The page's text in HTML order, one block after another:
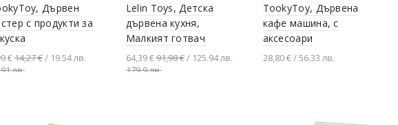
Дървен
с продукти за
€14,27 €/ 19.54 лв.
лв.
Lelin Toys, Детска
дървена кухня,
Малкият готвач
64,39 €91,98 €/ 125.94 лв.
179.9 лв.
TookyToy, Дървена
кафе машина, с
аксесоари
28,80 € / 56.33 лв.